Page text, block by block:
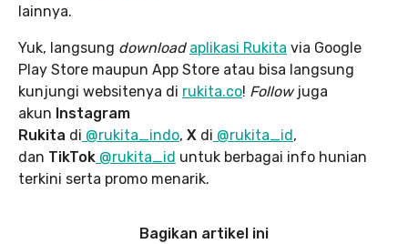
lainnya.
Yuk, langsung download aplikasi Rukita via Google
Play Store maupun App Store atau bisa langsung
kunjungi websitenya di rukita.co! Followjuga
akun Instagram
Rukita di @rukita_indo, X di @rukita_id ,
dan TikTok @rukita_id untuk berbagai info hunian
terkini serta promo menarik.
Bagikan artikel ini